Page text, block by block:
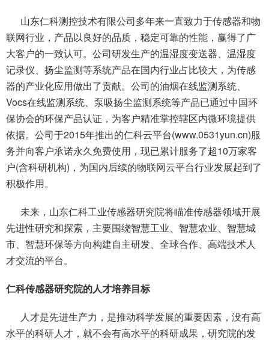
山东仁科测控技术有限公司多年来一直致力于传感器和物
联网行业，产品以良好的品质，稳定可靠的性能，赢得了广
大客户的一致认可。公司研发生产的温湿度变送器、温湿度
记录仪、扬尘监测等系统产品在国内行业占比较大，为传感
器的产业化应用做出了贡献。公司的油烟在线监测系统、
Vocs在线监测系统、泵吸扬尘监测系统等产品已通过中国环
保协会的环保产品认证，为客户精准掌控辖区内微环境提供
依据。公司于2015年推出的仁科云平台(www.0531yun.cn)服
务并向客户承诺永久免费使用，现已累计服务了超10万家客
户(含科研机构)，为国内后续的物联网云平台行业发展起到了
积极作用。
未来，山东仁科工业传感器研究院将瞄准传感器领域开展
先进性研究和探索，主要围绕智慧工业、智慧农业、智慧城
市、智慧环保等方向构建自主研发、全球合作、高端技术人
才交流的平台。
仁科传感器研究院的人才培养目标
人才是先进生产力，是推动科学发展的重要因素，没有高
水平的科研人才，就不会有高水平的科研成果，研究院的发